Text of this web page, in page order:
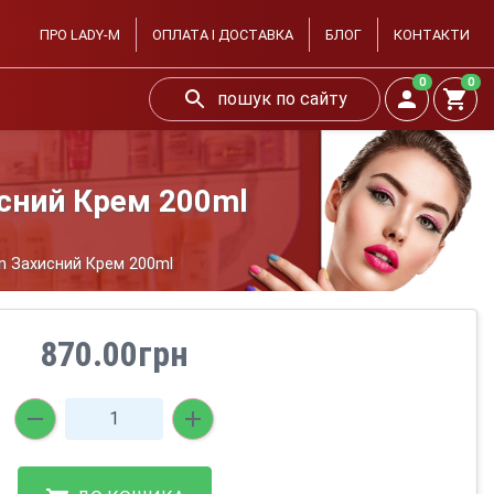
ПРО LADY-M ОПЛАТА І ДОСТАВКА БЛОГ КОНТАКТИ
пошук по сайту
0 0
Крем 200ml
Захисний Крем 200ml
870.00грн